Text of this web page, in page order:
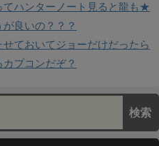
てハンターノート見ると龍も★
良いの？？？
せておいてジョーだけだったら
プコンだぞ？